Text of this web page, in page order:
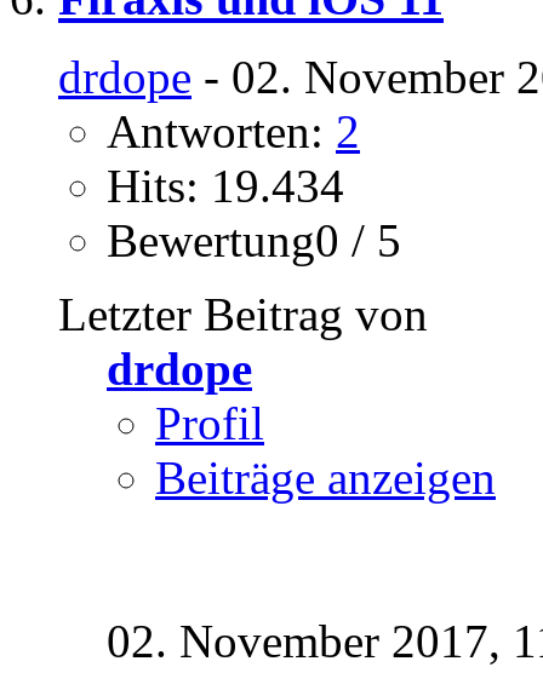
drdope - 02. November
Antworten: 2
Hits: 19.434
Bewertung0 / 5
Letzter Beitrag von
drdope
Profil
Beiträge anzeigen
02. November 2017,